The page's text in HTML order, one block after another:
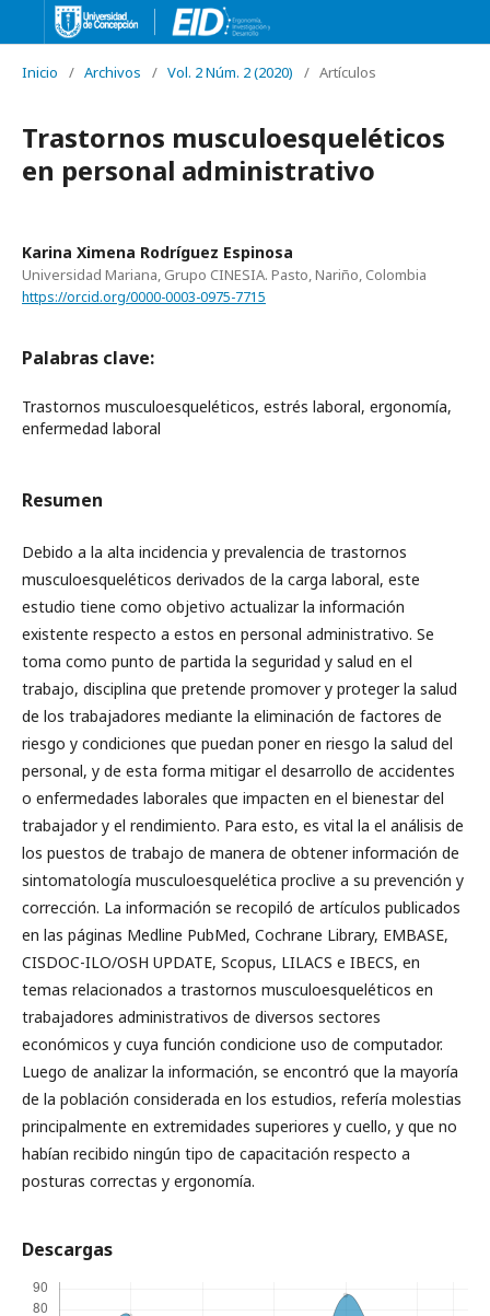
Inicio / Archivos / Vol. 2 Núm. 2 (2020) / Artículos
Trastornos musculoesqueléticos
en personal administrativo
Karina Ximena Rodríguez Espinosa
Universidad Mariana, Grupo CINESIA. Pasto, Nariño, Colombia
https://orcid.org/0000-0003-0975-7715
Palabras clave:
Trastornos musculoesqueléticos, estrés laboral, ergonomía,
enfermedad laboral
Resumen
Debido a la alta incidencia y prevalencia de trastornos
musculoesqueléticos derivados de la carga laboral, este
estudio tiene como objetivo actualizar la información
existente respecto a estos en personal administrativo. Se
toma como punto de partida la seguridad y salud en el
trabajo, disciplina que pretende promover y proteger la salud
de los trabajadores mediante la eliminación de factores de
riesgo y condiciones que puedan poner en riesgo la salud del
personal, y de esta forma mitigar el desarrollo de accidentes
o enfermedades laborales que impacten en el bienestar del
trabajador y el rendimiento. Para esto, es vital la el análisis de
los puestos de trabajo de manera de obtener información de
sintomatología musculoesquelética proclive a su prevención y
corrección. La información se recopiló de artículos publicados
en las páginas Medline PubMed, Cochrane Library, EMBASE,
CISDOC-ILO/OSH UPDATE, Scopus, LILACS e IBECS, en
temas relacionados a trastornos musculoesqueléticos en
trabajadores administrativos de diversos sectores
económicos y cuya función condicione uso de computador.
Luego de analizar la información, se encontró que la mayoría
de la población considerada en los estudios, refería molestias
principalmente en extremidades superiores y cuello, y que no
habían recibido ningún tipo de capacitación respecto a
posturas correctas y ergonomía.
Descargas